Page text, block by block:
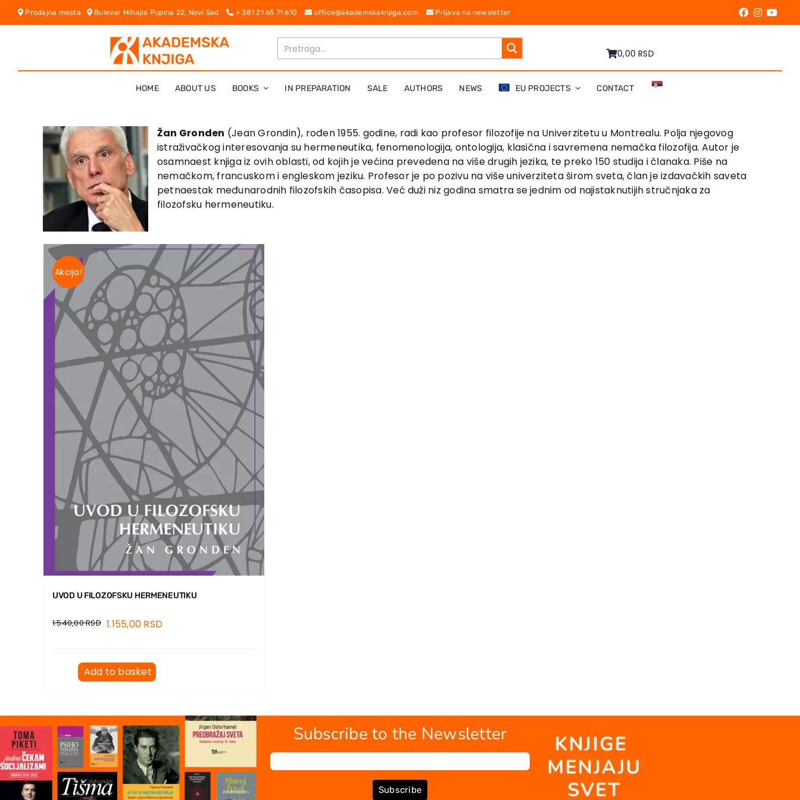
Skip
Prodajna mesta Bulevar Mihajla Pupina 22, Novi Sad + 381 21 65 71 610 office@akademskaknjiga.com Prijava na newsletter
0,00 RSD
HOME ABOUT US BOOKS IN PREPARATION SALE AUTHORS NEWS EU PROJECTS CONTACT
Žan Gronden (Jean Grondin), rođen 1955. godine, radi kao pro­fesor filozofije na Univerzitetu u Montrealu. Polja njegovog
istraživačkog interesovanja su hermeneutika, fenomenologija, ontologija, klasična i savremena nemačka filozofija. Autor je
osamnaest knjiga iz ovih oblasti, od kojih je većina prevedena na više drugih jezika, te preko 150 studija i članaka. Piše na
nemačkom, francuskom i engle­skom jeziku. Profesor je po pozivu na više univerziteta širom sveta, član je izdavačkih saveta
petnaestak međunarodnih filozofskih časo­pisa. Već duži niz godina smatra se jednim od najistaknutijih struč­nja­ka za
filozofsku hermeneutiku.
Akcija!
UVOD U FILOZOFSKU HERMENEUTIKU
1.540,00RSD 1.155,00 RSD
Add to basket
Subscribe to the Newsletter
Subscribe